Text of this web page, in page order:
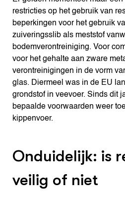
restricties op het gebruik van
beperkingen voor het gebruik
zuiveringsslib als meststof
bodemverontreiniging. Voor
voor het gehalte aan zware
verontreinigingen in de vorm
glas. Diermeel was in de EU
grondstof in veevoer. Sinds dit
bepaalde voorwaarden weer
kippenvoer.
Onduidelijk: is
veilig of niet